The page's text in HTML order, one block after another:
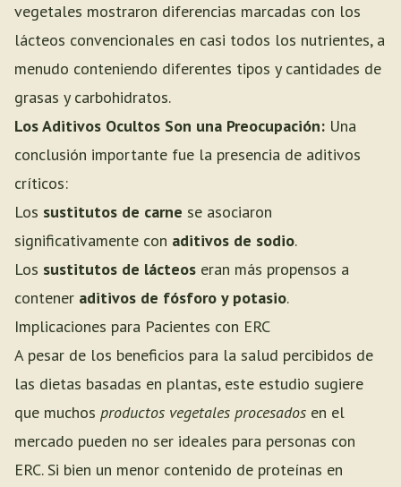
vegetales mostraron diferencias marcadas con los
lácteos convencionales en casi todos los nutrientes, a
menudo conteniendo diferentes tipos y cantidades de
grasas y carbohidratos.
Los Aditivos Ocultos Son una Preocupación: Una
conclusión importante fue la presencia de aditivos
críticos:
Los sustitutos de carne se asociaron
significativamente con aditivos de sodio.
Los sustitutos de lácteos eran más propensos a
contener aditivos de fósforo y potasio.
Implicaciones para Pacientes con ERC
A pesar de los beneficios para la salud percibidos de
las dietas basadas en plantas, este estudio sugiere
que muchos productos vegetales procesados en el
mercado pueden no ser ideales para personas con
ERC. Si bien un menor contenido de proteínas en